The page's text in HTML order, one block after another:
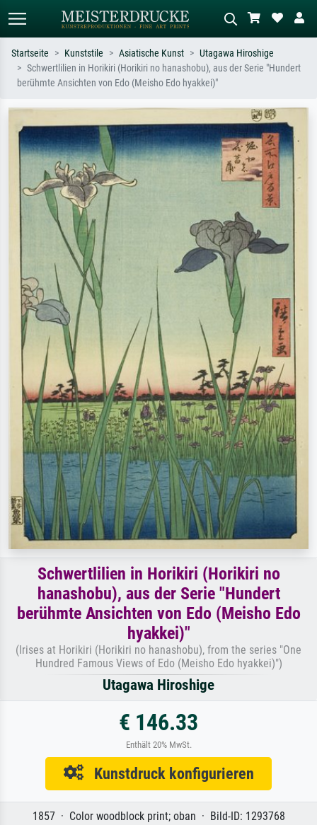
Standardsuche
Sternennacht, Impressionismus, Welle
Hokusai, Akt.
Wiese, Abstrakt mit viel Rot, Dunkles
Ölgemälde, Stehender Akt neben einem
Baum.
Startseite Kunststile Asiatische Kunst
Utagawa Hiroshige
Schwertlilien in Horikiri (Horikiri no hanashobu), aus der Serie "Hundert
berühmte Ansichten von Edo (Meisho Edo hyakkei)"
Schwertlilien in Horikiri (Horikiri no
hanashobu), aus der Serie "Hundert
berühmte Ansichten von Edo (Meisho Edo
hyakkei)"
(Irises at Horikiri (Horikiri no hanashobu), from the series "One
Hundred Famous Views of Edo (Meisho Edo hyakkei)")
Utagawa Hiroshige
€ 146.33
Enthält 20% MwSt.
Kunstdruck konfigurieren
1857 · Color woodblock print; oban · Bild-ID: 1293768